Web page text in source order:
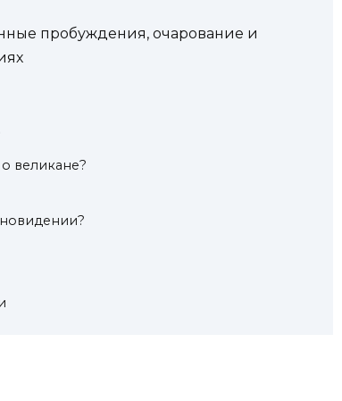
пробуждения, очарование и
великане?